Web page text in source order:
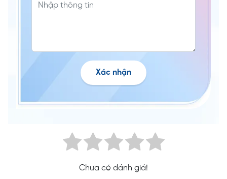
Xác nhận
Chưa có đánh giá!